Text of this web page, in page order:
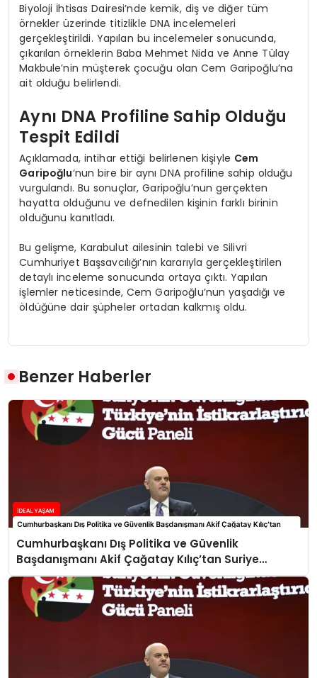
Biyoloji İhtisas Dairesi’nde kemik, diş ve diğer tüm
örnekler üzerinde titizlikle DNA incelemeleri
gerçekleştirildi. Yapılan bu incelemeler sonucunda,
çıkarılan örneklerin Baba Mehmet Nida ve Anne Tülay
Makbule’nin müşterek çocuğu olan Cem Garipoğlu’na
ait olduğu belirlendi.
Aynı DNA Profiline Sahip Olduğu
Tespit Edildi
Açıklamada, intihar ettiği belirlenen kişiyle Cem
Garipoğlu‘nun bire bir aynı DNA profiline sahip olduğu
vurgulandı. Bu sonuçlar, Garipoğlu’nun gerçekten
hayatta olduğunu ve defnedilen kişinin farklı birinin
olduğunu kanıtladı.
Bu gelişme, Karabulut ailesinin talebi ve Silivri
Cumhuriyet Başsavcılığı’nın kararıyla gerçekleştirilen
detaylı inceleme sonucunda ortaya çıktı. Yapılan
işlemler neticesinde, Cem Garipoğlu’nun yaşadığı ve
öldüğüne dair şüpheler ortadan kalkmış oldu.
Benzer Haberler
Cumhurbaşkanı Dış Politika ve Güvenlik
Başdanışmanı Akif Çağatay Kılıç’tan Suriye
Panelinde Önemli Açıklamalar